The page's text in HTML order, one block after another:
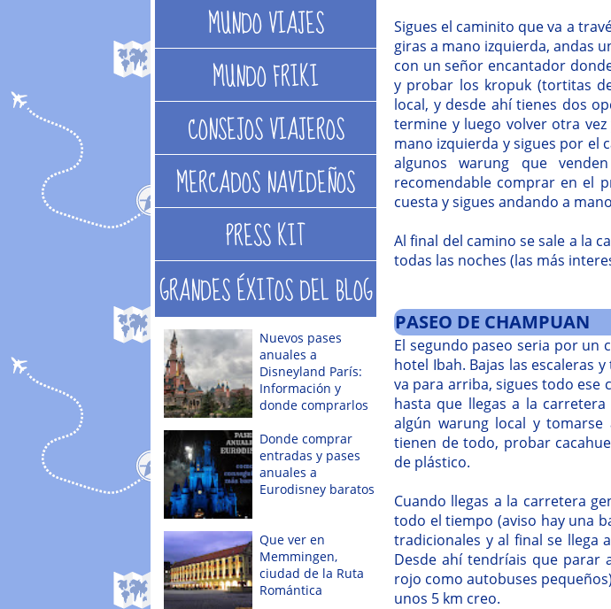
Sigues el caminito que va a
giras a mano izquierda, andas
con un señor encantador
y probar los kropuk (tortitas
local, y desde ahí tienes dos
termine y luego volver otra
mano izquierda y sigues por el
algunos warung que
recomendable comprar en el
cuesta y sigues andando a
Al final del camino se sale a la
todas las noches (las más
PASEO DE CHAMPUAN
El segundo paseo seria por un
hotel Ibah. Bajas las escaleras
va para arriba, sigues todo ese
hasta que llegas a la
algún warung local y
tienen de todo, probar
de plástico.
Cuando llegas a la carretera
todo el tiempo (aviso hay una
tradicionales y al final se llega
Desde ahí tendríais que
rojo como autobuses
unos 5 km creo.
MUNDO VIAJES
MUNDO FRIKI
CONSEJOS VIAJEROS
MERCADOS NAVIDEÑOS
PRESS KIT
GRANDES ÉXITOS DEL BLOG
Nuevos pases
anuales a
Disneyland París:
Información y
donde comprarlos
Donde comprar
entradas y pases
anuales a
Eurodisney baratos
Que ver en
Memmingen,
ciudad de la Ruta
Romántica